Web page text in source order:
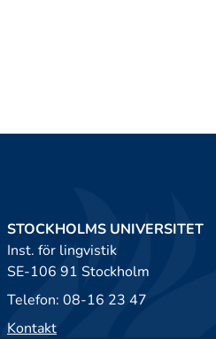
STOCKHOLMS UNIVERSITET
Inst. för lingvistik
SE-106 91 Stockholm
Telefon: 08-16 23 47
Kontakt